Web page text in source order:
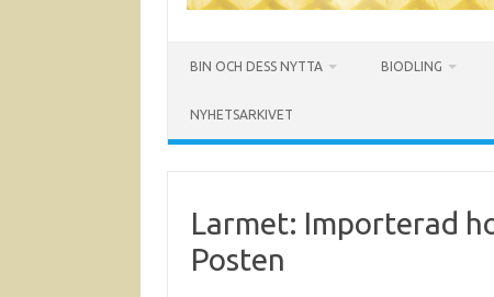
BIN OCH DESS NYTTA BIODLING
NYHETSARKIVET
Larmet: Importerad
Posten